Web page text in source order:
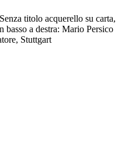
titolo acquerello su carta,
basso a destra: Mario Persico
Stuttgart